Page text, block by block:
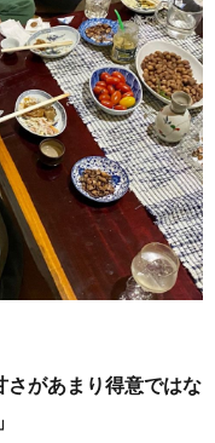
があまり得意ではな